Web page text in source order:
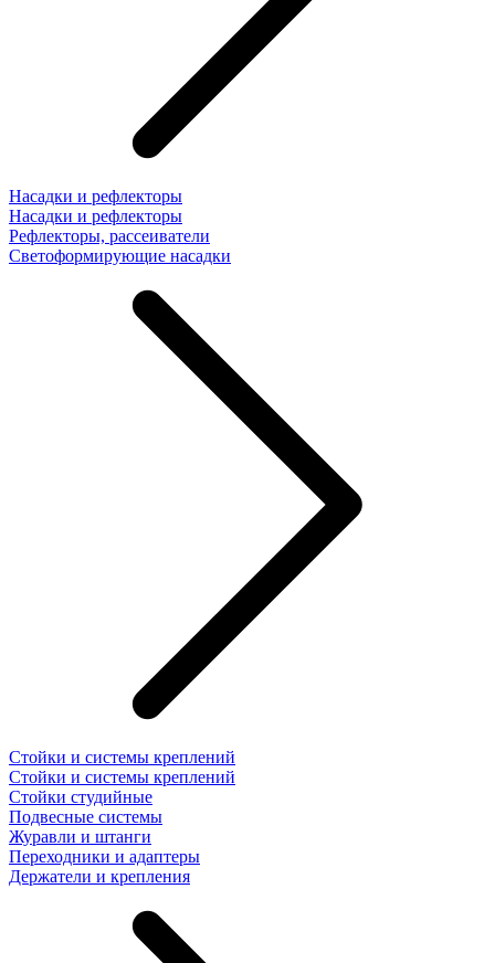
Насадки и рефлекторы
Насадки и рефлекторы
Рефлекторы, рассеиватели
Светоформирующие насадки
Стойки и системы креплений
Стойки и системы креплений
Стойки студийные
Подвесные системы
Журавли и штанги
Переходники и адаптеры
Держатели и крепления